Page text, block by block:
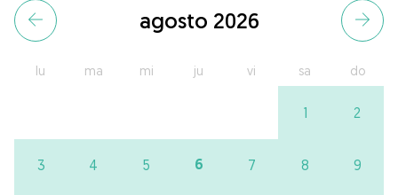
agosto 2026
lu ma mi ju vi sa do
1 2
3 4 5 6 7 8 9